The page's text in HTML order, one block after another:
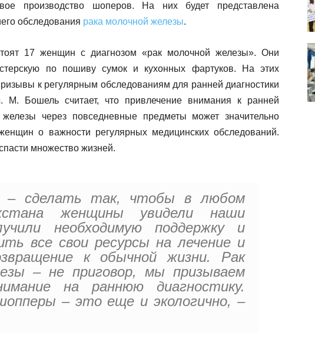
производство шоперов. На них будет представлена
обследования рака молочной железы.
17 женщин с диагнозом «рак молочной железы». Они
по пошиву сумок и кухонных фартуков. На этих
к регулярным обследованиям для ранней диагностики
М. Бошель считает, что привлечение внимания к ранней
железы через повседневные предметы может значительно
о важности регулярных медицинских обследований.
множество жизней.
– сделать так, чтобы в любом
женщины увидели наши
необходимую поддержку и
все свои ресурсы на лечение и
к обычной жизни. Рак
– не приговор, мы призываем
на раннюю диагностику.
– это еще и экологично, –